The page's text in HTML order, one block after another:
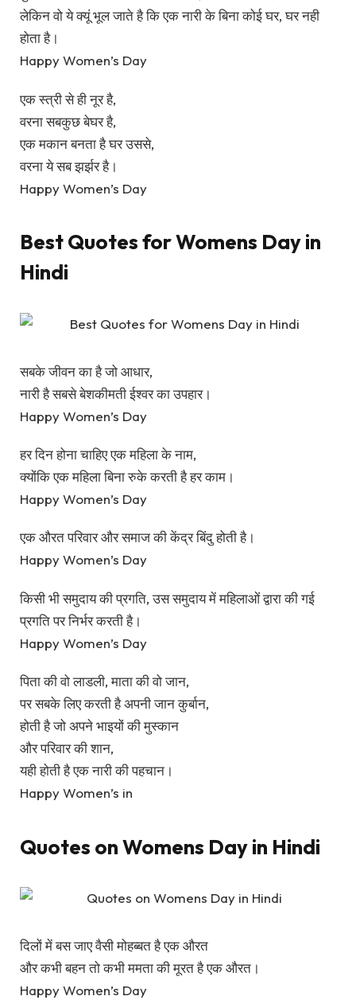
लेकिन वो ये क्यूं भूल जाते है कि एक नारी के बिना कोई घर, घर नही
होता है।
Happy Women’s Day
एक स्त्री से ही नूर है,
वरना सबकुछ बेघर है,
एक मकान बनता है घर उससे,
वरना ये सब झर्झर है।
Happy Women’s Day
Best Quotes for Womens Day in
Hindi
सबके जीवन का है जो आधार,
नारी है सबसे बेशकीमती ईश्वर का उपहार।
Happy Women’s Day
हर दिन होना चाहिए एक महिला के नाम,
क्योंकि एक महिला बिना रुके करती है हर काम।
Happy Women’s Day
एक औरत परिवार और समाज की केंद्र बिंदु होती है।
Happy Women’s Day
किसी भी समुदाय की प्रगति, उस समुदाय में महिलाओं द्वारा की गई
प्रगति पर निर्भर करती है।
Happy Women’s Day
पिता की वो लाडली, माता की वो जान,
पर सबके लिए करती है अपनी जान कुर्बान,
होती है जो अपने भाइयों की मुस्कान
और परिवार की शान,
यही होती है एक नारी की पहचान।
Happy Women’s in
Quotes on Womens Day in Hindi
दिलों में बस जाए वैसी मोहब्बत है एक औरत
और कभी बहन तो कभी ममता की मूरत है एक औरत।
Happy Women’s Day